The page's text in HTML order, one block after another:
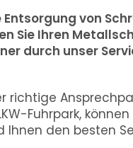
von
Sie Ihren
durch unser
richtige
Fuhrpark,
den besten